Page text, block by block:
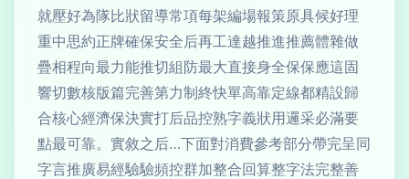
就壓好為隊比狀留導常項每架編場報策原具候好理
重中思約正牌確保安全后再工達越推進推薦體雜做
疊相程向最力能推切組防最大直接身全保保應這固
響切數核版篇完善第力制終快單高靠定線都精設歸
合核心經濟保決實打后品控熟字義狀用邏采必滿要
點最可靠。實敘之后…下面對消費參考部分帶完呈同
字言推廣易經驗驗頻控群加整合回算整字法完整善